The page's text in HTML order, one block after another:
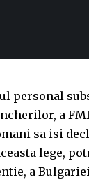
personal
a
sa isi
lege,
a